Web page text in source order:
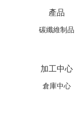
產品
碳纖維制品
加工中心
倉庫中心